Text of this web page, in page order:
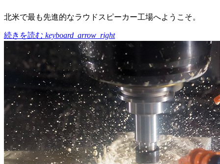
北米で最も先進的なラウドスピーカー工場へようこそ。
続きを読む keyboard_arrow_right